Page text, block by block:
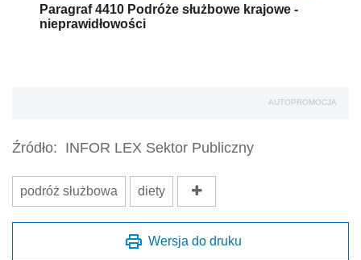
Paragraf 4410 Podróże służbowe krajowe -
nieprawidłowości
AUTOPROMOCJA
Źródło: INFOR LEX Sektor Publiczny
podróż służbowa diety
Wersja do druku